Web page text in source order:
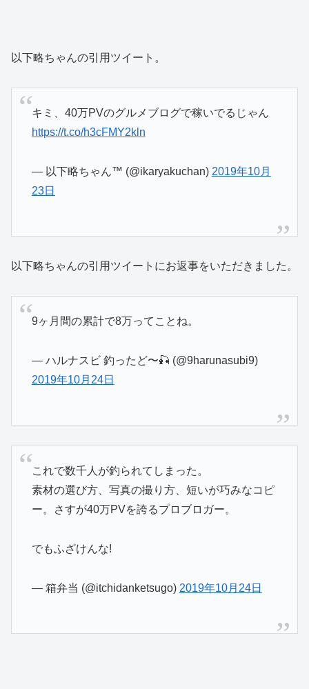
以下略ちゃんの引用ツイート。
キミ、40万PVのグルメブログで稼いでるじゃん
https://t.co/h3cFMY2kln
— 以下略ちゃん™ (@ikaryakuchan) 2019年10月
23日
以下略ちゃんの引用ツイートにお返事をいただきました。
9ヶ月間の累計で8万ってことね。
— ハルナスビ 釣ったど〜🎣 (@9harunasubi9)
2019年10月24日
これで数千人が釣られてしまった。
素材の選び方、写真の撮り方、短いが巧みなコピ
ー。さすが40万PVを誇るプロブロガー。
でもふざけんな!
— 箱弁当 (@itchidanketsugo) 2019年10月24日